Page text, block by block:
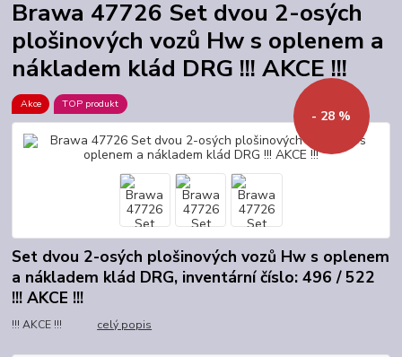
Brawa 47726 Set dvou 2-osých
plošinových vozů Hw s oplenem a
nákladem klád DRG !!! AKCE !!!
Akce TOP produkt
- 28 %
Set dvou 2-osých plošinových vozů Hw s oplenem
a nákladem klád DRG, inventární číslo: 496 / 522
!!! AKCE !!!
!!! AKCE !!! celý popis